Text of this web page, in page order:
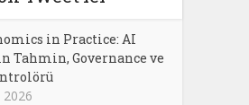
in Practice: AI
Tahmin, Governance ve